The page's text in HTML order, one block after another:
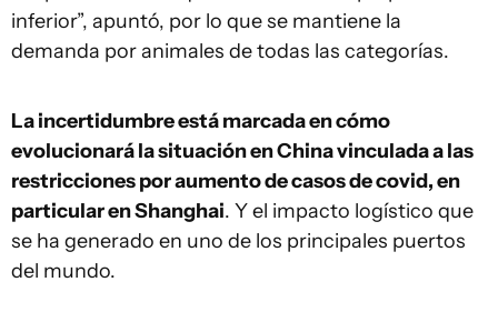
inferior”, apuntó, por lo que se mantiene la
demanda por animales de todas las categorías.
La incertidumbre está marcada en cómo
evolucionará la situación en China vinculada a las
restricciones por aumento de casos de covid, en
particular en Shanghai. Y el impacto logístico que
se ha generado en uno de los principales puertos
del mundo.